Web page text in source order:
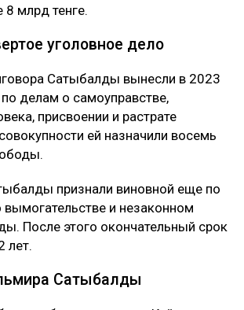
8 млрд тенге.
уголовное дело
Сатыбалды вынесли в 2023
делам о самоуправстве,
присвоении и растрате
ей назначили восемь
признали виновной еще по
и незаконном
После этого окончательный срок
лет.
Сатыбалды